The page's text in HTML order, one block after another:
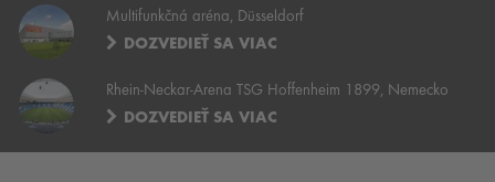
Multifunkčná aréna, Düsseldorf
DOZVEDIEŤ SA VIAC
Rhein-Neckar-Arena TSG Hoffenheim 1899, Nemecko
DOZVEDIEŤ SA VIAC